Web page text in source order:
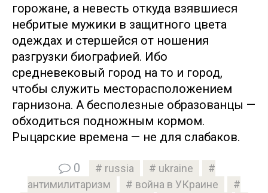
горожане, а невесть откуда взявшиеся
небритые мужики в защитного цвета
одеждах и стершейся от ношения
разгрузки биографией. Ибо
средневековый город на то и город,
чтобы служить месторасположением
гарнизона. А бесполезные образованцы —
обходиться подножным кормом.
Рыцарские времена — не для слабаков.
0 russia
ukraine
антимилитаризм
война в УКраине